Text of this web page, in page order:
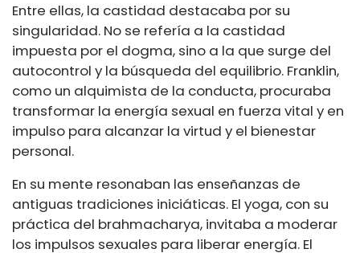
Entre ellas, la castidad destacaba por su
singularidad. No se refería a la castidad
impuesta por el dogma, sino a la que surge del
autocontrol y la búsqueda del equilibrio. Franklin,
como un alquimista de la conducta, procuraba
transformar la energía sexual en fuerza vital y en
impulso para alcanzar la virtud y el bienestar
personal.
En su mente resonaban las enseñanzas de
antiguas tradiciones iniciáticas. El yoga, con su
práctica del brahmacharya, invitaba a moderar
los impulsos sexuales para liberar energía. El